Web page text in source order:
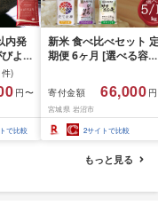
内発
より
件)
円〜
で比較
新米 食べ比べセット
期便 6ヶ月 [選べる容
ん つきあかり つや姫
じのきらめき だて正夢
ひとめぼれ ササニシキ
セット 銘柄米 味比べ
リエーション お楽しみ
食味 毎日の食卓 毎月
わる 色々試せる 志賀
寄付金額 66,000
宮城県 岩沼市
2サイトで比較
もっと見る